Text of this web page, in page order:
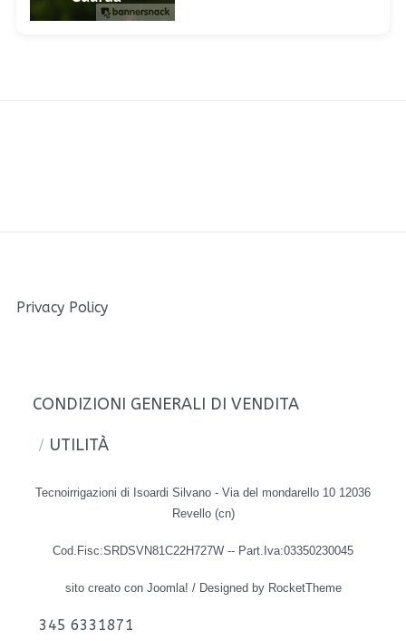
Privacy Policy
CONDIZIONI GENERALI DI VENDITA
UTILITÀ
Tecnoirrigazioni di Isoardi Silvano - Via del mondarello 10 12036
Revello (cn)
Cod.Fisc:SRDSVN81C22H727W -- Part.Iva:03350230045
sito creato con Joomla! / Designed by RocketTheme
345 6331871